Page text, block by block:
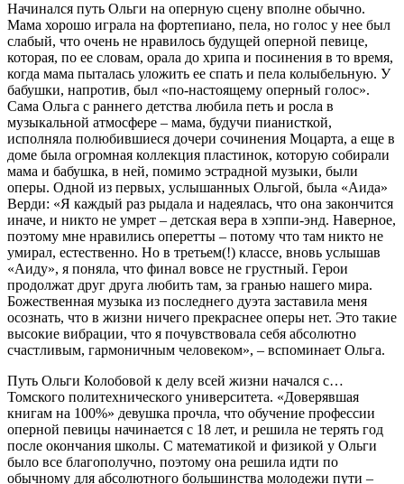
Начинался путь Ольги на оперную сцену вполне обычно.
Мама хорошо играла на фортепиано, пела, но голос у нее был
слабый, что очень не нравилось будущей оперной певице,
которая, по ее словам, орала до хрипа и посинения в то время,
когда мама пыталась уложить ее спать и пела колыбельную. У
бабушки, напротив, был «по-настоящему оперный голос».
Сама Ольга с раннего детства любила петь и росла в
музыкальной атмосфере – мама, будучи пианисткой,
исполняла полюбившиеся дочери сочинения Моцарта, а еще в
доме была огромная коллекция пластинок, которую собирали
мама и бабушка, в ней, помимо эстрадной музыки, были
оперы. Одной из первых, услышанных Ольгой, была «Аида»
Верди: «Я каждый раз рыдала и надеялась, что она закончится
иначе, и никто не умрет – детская вера в хэппи-энд. Наверное,
поэтому мне нравились оперетты – потому что там никто не
умирал, естественно. Но в третьем(!) классе, вновь услышав
«Аиду», я поняла, что финал вовсе не грустный. Герои
продолжат друг друга любить там, за гранью нашего мира.
Божественная музыка из последнего дуэта заставила меня
осознать, что в жизни ничего прекраснее оперы нет. Это такие
высокие вибрации, что я почувствовала себя абсолютно
счастливым, гармоничным человеком», – вспоминает Ольга.
Путь Ольги Колобовой к делу всей жизни начался с…
Томского политехнического университета. «Доверявшая
книгам на 100%» девушка прочла, что обучение профессии
оперной певицы начинается с 18 лет, и решила не терять год
после окончания школы. С математикой и физикой у Ольги
было все благополучно, поэтому она решила идти по
обычному для абсолютного большинства молодежи пути –